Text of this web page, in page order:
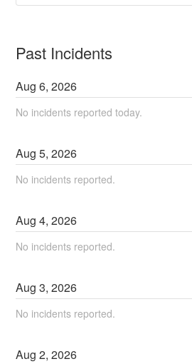
Past Incidents
Aug6,2026
No incidents reported today.
Aug5,2026
No incidents reported.
Aug4,2026
No incidents reported.
Aug3,2026
No incidents reported.
Aug2,2026